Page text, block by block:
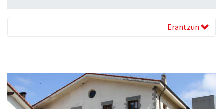
Erantzun